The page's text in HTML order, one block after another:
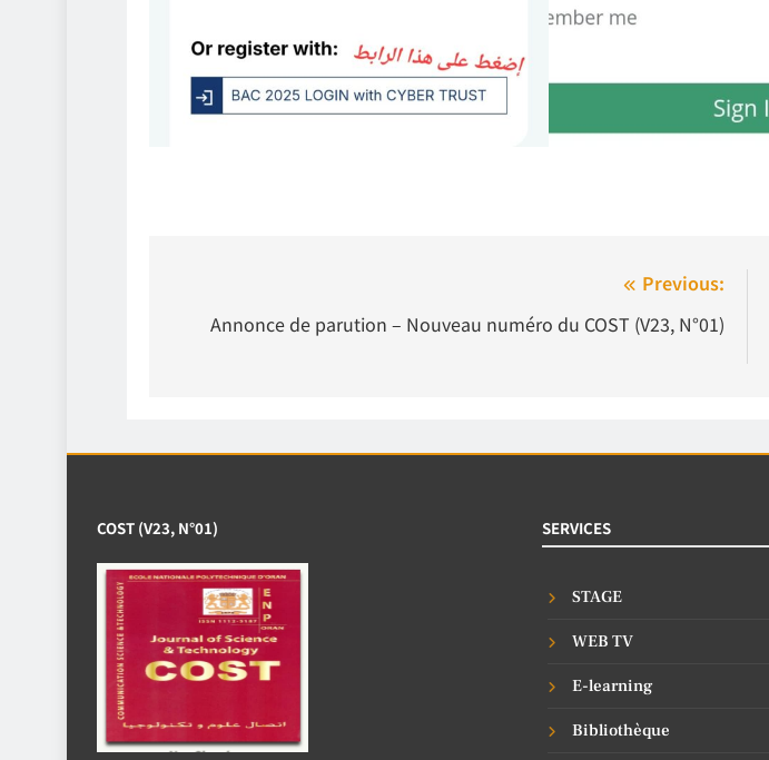
Previous:
Annonce de parution – Nouveau numéro du COST (V23, N°01)
COST (V23, N°01) SERVICES
STAGE
WEB TV
E-learning
Bibliothèque